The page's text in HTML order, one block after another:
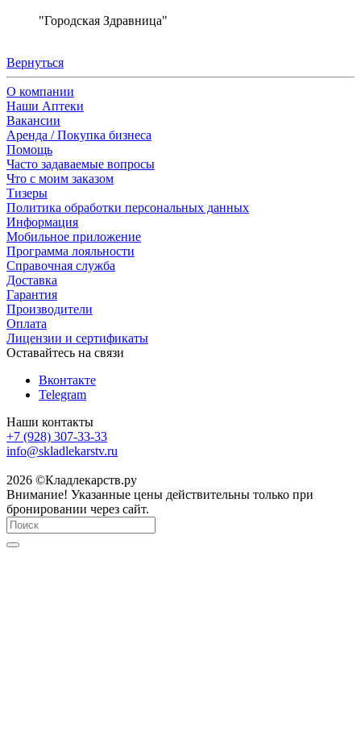
"Городская Здравница"
Вернуться
О компании
Наши Аптеки
Вакансии
Аренда / Покупка бизнеса
Помощь
Часто задаваемые вопросы
Что с моим заказом
Тизеры
Политика обработки персональных данных
Информация
Мобильное приложение
Программа лояльности
Справочная служба
Доставка
Гарантия
Производители
Оплата
Лицензии и сертификаты
Оставайтесь на связи
Вконтакте
Telegram
Наши контакты
+7 (928) 307-33-33
info@skladlekarstv.ru
2026 ©Кладлекарств.ру
Внимание! Указанные цены действительны только при
бронировании через сайт.